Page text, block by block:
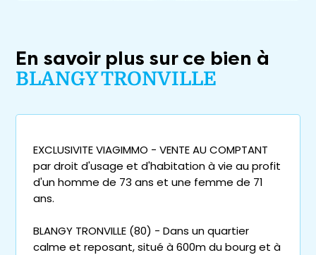
En savoir plus sur ce bien à
BLANGY TRONVILLE
EXCLUSIVITE VIAGIMMO - VENTE AU COMPTANT
par droit d'usage et d'habitation à vie au profit
d'un homme de 73 ans et une femme de 71
ans.
BLANGY TRONVILLE (80) - Dans un quartier
calme et reposant, situé à 600m du bourg et à